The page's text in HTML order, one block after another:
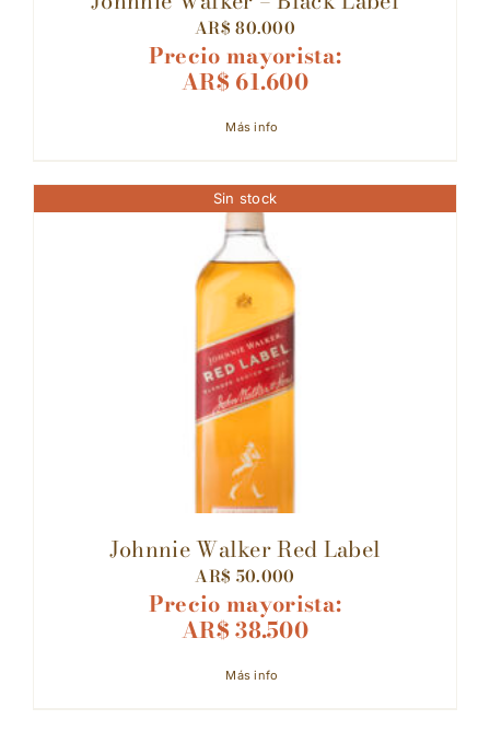
AR$ 80.000
Precio mayorista:
AR$ 61.600
Más info
Sin stock
Johnnie Walker Red Label
AR$ 50.000
Precio mayorista:
AR$38.500
Más info